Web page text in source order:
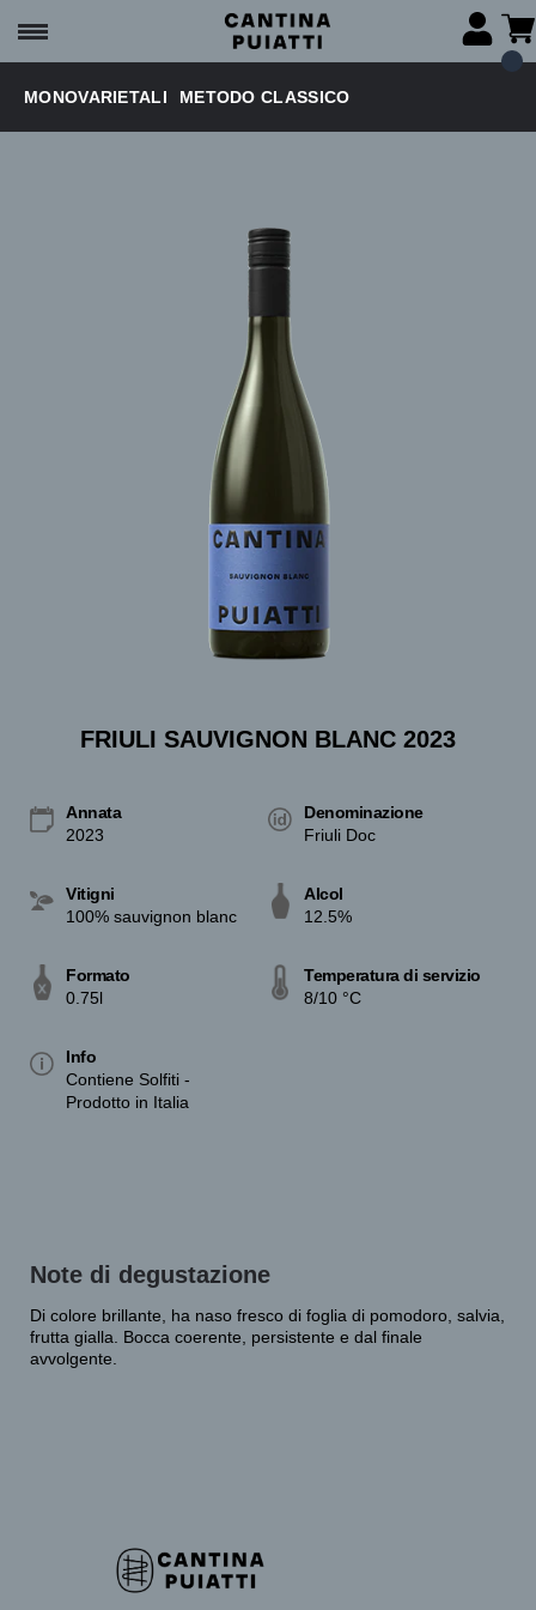
MONOVARIETALI METODO CLASSICO
FRIULI SAUVIGNON BLANC 2023
Annata
2023
Denominazione
Friuli Doc
Vitigni
100% sauvignon blanc
Alcol
12.5%
Formato
0.75l
Temperatura di servizio
8/10 °C
Info
Contiene Solfiti -
Prodotto in Italia
Note di degustazione
Di colore brillante, ha naso fresco di foglia di pomodoro, salvia,
frutta gialla. Bocca coerente, persistente e dal finale
avvolgente.